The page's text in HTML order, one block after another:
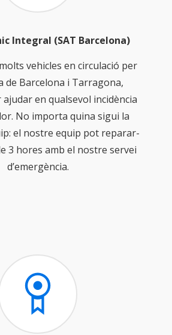
Integral (SAT Barcelona)
vehicles en circulació per
de Barcelona i Tarragona,
en qualsevol incidència
No importa quina sigui la
el nostre equip pot reparar-
3 hores amb el nostre servei
d’emergència.